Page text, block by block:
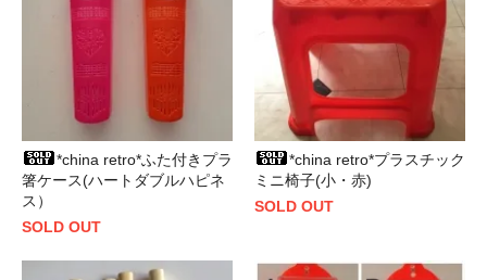
*china retro*ふた付きプラ
箸ケース(ハートダブルハピネ
ス）
SOLD OUT
*china retro*プラスチック
ミニ椅子(小・赤)
SOLD OUT